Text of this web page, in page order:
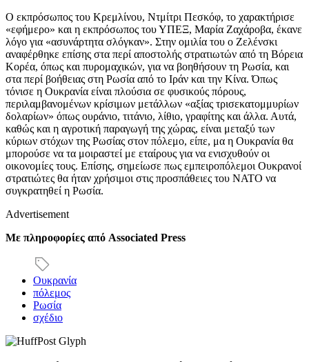
Ο εκπρόσωπος του Κρεμλίνου, Ντμίτρι Πεσκόφ, το χαρακτήρισε
«εφήμερο» και η εκπρόσωπος του ΥΠΕΞ, Μαρία Ζαχάροβα, έκανε
λόγο για «ασυνάρτητα σλόγκαν». Στην ομιλία του ο Ζελένσκι
αναφέρθηκε επίσης στα περί αποστολής στρατιωτών από τη Βόρεια
Κορέα, όπως και πυρομαχικών, για να βοηθήσουν τη Ρωσία, και
στα περί βοήθειας στη Ρωσία από το Ιράν και την Κίνα. Όπως
τόνισε η Ουκρανία είναι πλούσια σε φυσικούς πόρους,
περιλαμβανομένων κρίσιμων μετάλλων «αξίας τρισεκατομμυρίων
δολαρίων» όπως ουράνιο, τιτάνιο, λίθιο, γραφίτης και άλλα. Αυτά,
καθώς και η αγροτική παραγωγή της χώρας, είναι μεταξύ των
κύριων στόχων της Ρωσίας στον πόλεμο, είπε, μα η Ουκρανία θα
μπορούσε να τα μοιραστεί με εταίρους για να ενισχυθούν οι
οικονομίες τους. Επίσης, σημείωσε πως εμπειροπόλεμοι Ουκρανοί
στρατιώτες θα ήταν χρήσιμοι στις προσπάθειες του ΝΑΤΟ να
συγκρατηθεί η Ρωσία.
Advertisement
Με πληροφορίες από Associated Press
Ουκρανία
πόλεμος
Ρωσία
σχέδιο